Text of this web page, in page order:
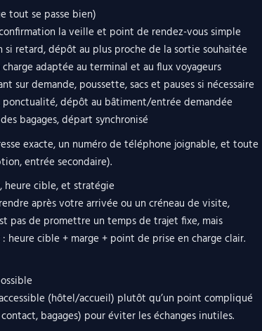
tout se passe bien)
la veille et point de rendez-vous simple
retard, dépôt au plus proche de la sortie souhaitée
adaptée au terminal et au flux voyageurs
sur demande, poussette, sacs et pauses si nécessaire
ponctualité, dépôt au bâtiment/entrée demandée
bagages, départ synchronisé
exacte, un numéro de téléphone joignable, et toute
entrée secondaire).
heure cible, et stratégie
après votre arrivée ou un créneau de visite,
pas de promettre un temps de trajet fixe, mais
heure cible + marge + point de prise en charge clair.
(hôtel/accueil) plutôt qu’un point compliqué
bagages) pour éviter les échanges inutiles.